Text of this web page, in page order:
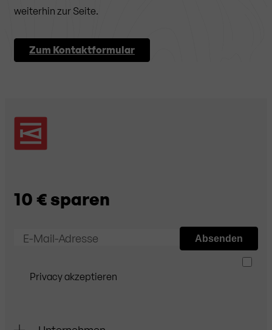
weiterhin zur Seite.
Zum Kontaktformular
10 € sparen
E-Mail-Adresse
Privacy akzeptieren
Absenden